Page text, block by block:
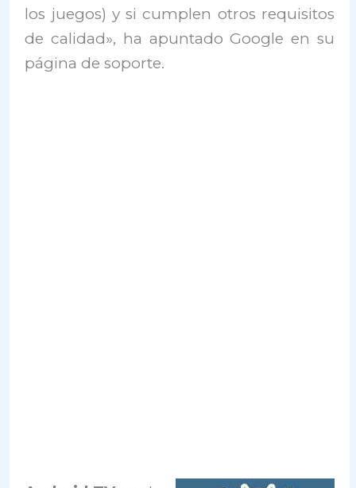
los juegos) y si cumplen otros requisitos
de calidad», ha apuntado Google en su
página de soporte.